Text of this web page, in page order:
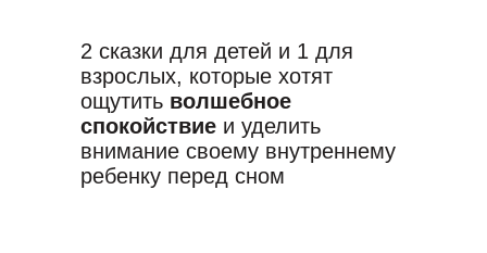
2 сказки для детей и 1 для
взрослых, которые хотят
ощутить волшебное
спокойствие и уделить
внимание своему внутреннему
ребенку перед сном